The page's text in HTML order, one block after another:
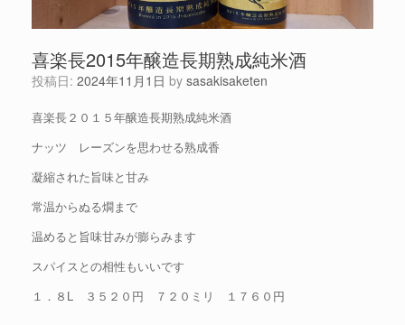
喜楽長2015年醸造長期熟成純米酒
投稿日: 2024年11月1日 by sasakisaketen
喜楽長２０１５年醸造長期熟成純米酒
ナッツ レーズンを思わせる熟成香
凝縮された旨味と甘み
常温からぬる燗まで
温めると旨味甘みが膨らみます
スパイスとの相性もいいです
１．８L ３５２０円 ７２０ミリ １７６０円